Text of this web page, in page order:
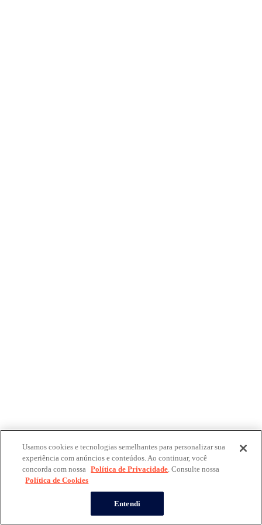
Usamos cookies e tecnologias semelhantes para personalizar sua
experiência com anúncios e conteúdos. Ao continuar, você
concorda com nossa Política de Privacidade. Consulte nossa
Política de Cookies
Entendi